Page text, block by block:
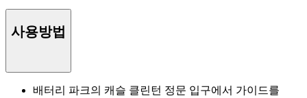
사용방법
배터리 파크의 캐슬 클린턴 정문 입구에서 가이드를